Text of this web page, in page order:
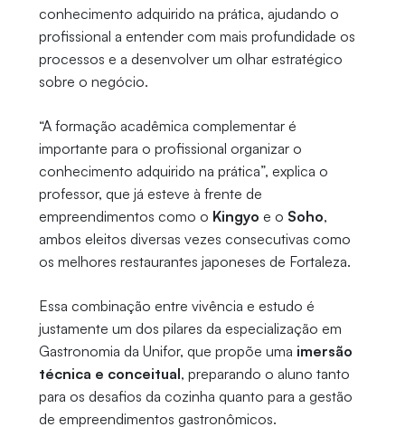
conhecimento adquirido na prática, ajudando o
profissional a entender com mais profundidade os
processos e a desenvolver um olhar estratégico
sobre o negócio.
“A formação acadêmica complementar é
importante para o profissional organizar o
conhecimento adquirido na prática”, explica o
professor, que já esteve à frente de
empreendimentos como o Kingyo e o Soho,
ambos eleitos diversas vezes consecutivas como
os melhores restaurantes japoneses de Fortaleza.
Essa combinação entre vivência e estudo é
justamente um dos pilares da especialização em
Gastronomia da Unifor, que propõe uma imersão
técnica e conceitual, preparando o aluno tanto
para os desafios da cozinha quanto para a gestão
de empreendimentos gastronômicos.